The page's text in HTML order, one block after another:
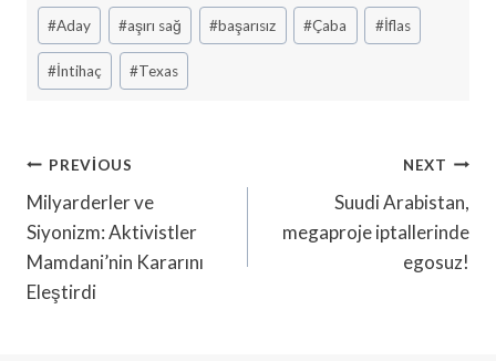
Post
Tags:
#Aday #aşırı sağ #başarısız #Çaba #İflas
#İntihaç #Texas
Yazı
Gezinmesi
PREVIOUS
Milyarderler ve
Siyonizm: Aktivistler
Mamdani’nin Kararını
Eleştirdi
NEXT
Suudi Arabistan,
megaproje iptallerinde
egosuz!